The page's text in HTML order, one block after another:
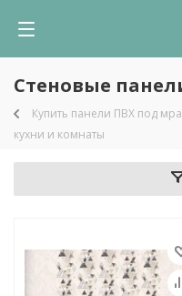
Стеновые
Купить панели ПВХ под
кухни и комнаты